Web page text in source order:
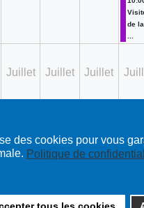
des cookies pour vous
Politique de
de
Juillet Juillet Juillet
- tous droits